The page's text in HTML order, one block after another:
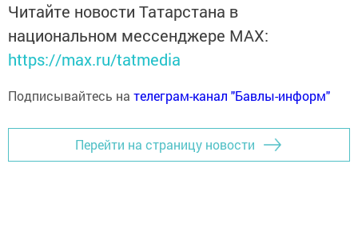
Читайте новости Татарстана в
национальном мессенджере MАХ:
https://max.ru/tatmedia
Подписывайтесь на телеграм-канал "Бавлы-информ"
Перейти на страницу новости